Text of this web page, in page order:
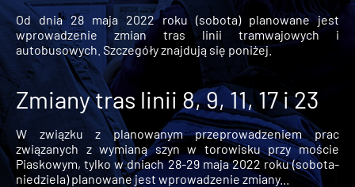
Od dnia 28 maja 2022 roku (sobota) planowane jest
wprowadzenie zmian tras linii tramwajowych i
autobusowych. Szczegóły znajdują się poniżej.
Zmiany tras linii 8, 9, 11, 17 i 23
W związku z planowanym przeprowadzeniem prac
związanych z wymianą szyn w torowisku przy moście
Piaskowym, tylko w dniach 28-29 maja 2022 roku (sobota-
niedziela) planowane jest wprowadzenie zmiany...